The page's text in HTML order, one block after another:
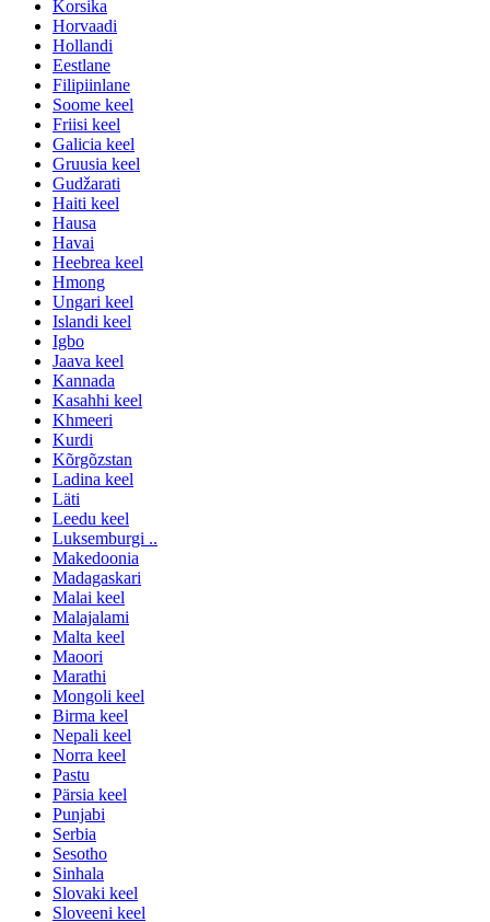
Korsika
Horvaadi
Hollandi
Eestlane
Filipiinlane
Soome keel
Friisi keel
Galicia keel
Gruusia keel
Gudžarati
Haiti keel
Hausa
Havai
Heebrea keel
Hmong
Ungari keel
Islandi keel
Igbo
Jaava keel
Kannada
Kasahhi keel
Khmeeri
Kurdi
Kõrgõzstan
Ladina keel
Läti
Leedu keel
Luksemburgi ..
Makedoonia
Madagaskari
Malai keel
Malajalami
Malta keel
Maoori
Marathi
Mongoli keel
Birma keel
Nepali keel
Norra keel
Pastu
Pärsia keel
Punjabi
Serbia
Sesotho
Sinhala
Slovaki keel
Sloveeni keel